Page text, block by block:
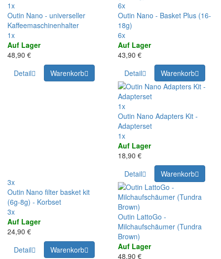
1x
Outin Nano - universeller
Kaffeemaschinenhalter
1x
Auf Lager
48,90 €
Detail
Warenkorb
6x
Outin Nano - Basket Plus (16-
18g)
6x
Auf Lager
43,90 €
Detail
Warenkorb
3x
Outin Nano filter basket kit
(6g-8g) - Korbset
3x
Auf Lager
24,90 €
Detail
Warenkorb
1x
Outin Nano Adapters Kit -
Adapterset
1x
Auf Lager
18,90 €
Detail
Warenkorb
Outin LattoGo -
Milchaufschäumer (Tundra
Brown)
Auf Lager
48,90 €